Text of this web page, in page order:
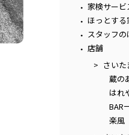
家検サービ
ほっとす
スタッフ
店舗
さい
蔵の
はれ
BAR
楽風